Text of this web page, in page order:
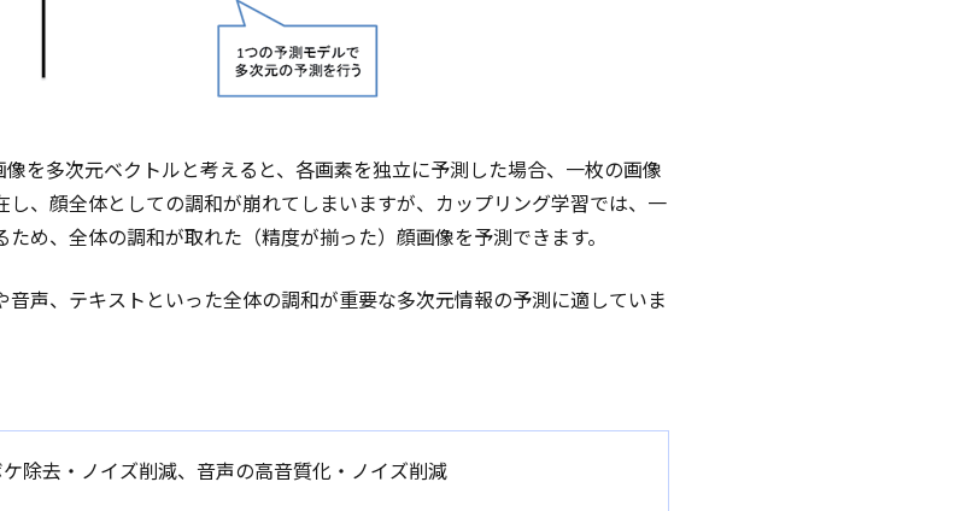
を多次元ベクトルと考えると、各画素を独立に予測した場合、一枚の画像
、顔全体としての調和が崩れてしまいますが、カップリング学習では、一
め、全体の調和が取れた（精度が揃った）顔画像を予測できます。
声、テキストといった全体の調和が重要な多次元情報の予測に適していま
除去・ノイズ削減、音声の高音質化・ノイズ削減